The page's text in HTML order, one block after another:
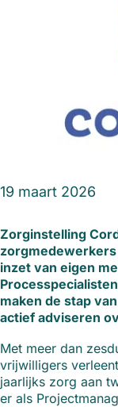
19 maart 2026
Zorginstelling
inzet van eigen
maken de stap
actief adviseren
Met meer dan
vrijwilligers
jaarlijks zorg aan
er als